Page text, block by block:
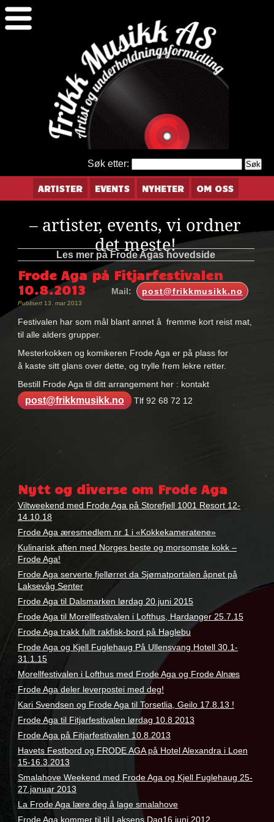
Søk etter:
ARTISTER EVENTS NYHETER OM OSS
– artister, events, vi ordner
det meste!
Les mer på Frode Agas hovedside
Frode Aga på Fitjarfestivalen
10.8.2013
post@frikkmusikk.no
Mail:
Publisert13. mar 2013
Festivalen har som mål blant annet å fremme kort reist mat,
til alle alders grupper.
Mesterkokken og komikeren Frode Aga er på plass for
å kaste sitt glans over dette, og trylle frem lekre retter.
Bestill Frode Aga til ditt arrangement her : kontakt
post@frikkmusikk.no Tlf 92 68 72 12
fjernsynskokk,
Frode
Aga,
geilo,
kokkelering,
komiker,
kontakte
Nytt og diverse om Frode Aga
Viltweekend med Frode Aga på Storefjell 1001 Resort 12-
14.10.18
Frode Aga æresmedlem nr 1 i «Kokkekameratene»
Kulinarisk aften med Norges beste og morsomste kokk –
Frode Aga!
Frode Aga serverte fjellørret da Sjømatportalen åpnet på
Laksevåg Senter
Frode Aga til Dalsmarken lørdag 20.juni 2015
Frode Aga til Morellfestivalen i Lofthus, Hardanger 25.7.15
Frode Aga trakk fullt rakfisk-bord på Haglebu
Frode Aga og Kjell Fuglehaug På Ullensvang Hotell 30.1-
31.1.15
Morellfestivalen i Lofthus med Frode Aga og Frode Alnæs
Frode Aga deler leverpostei med deg!
Kari Svendsen og Frode Aga til Torsetlia, Geilo 17.8.13 !
Frode Aga til Fitjarfestivalen lørdag 10.8 2013
Frode Aga på Fitjarfestivalen 10.8.2013
Havets Festbord og FRODE AGA på Hotel Alexandra i Loen
15-16.3.2013
Smalahove Weekend med Frode Aga og Kjell Fuglehaug 25-
27.januar 2013
La Frode Aga lære deg å lage smalahove
Frode Aga kommer til til Laksens Dag16.juni 2012